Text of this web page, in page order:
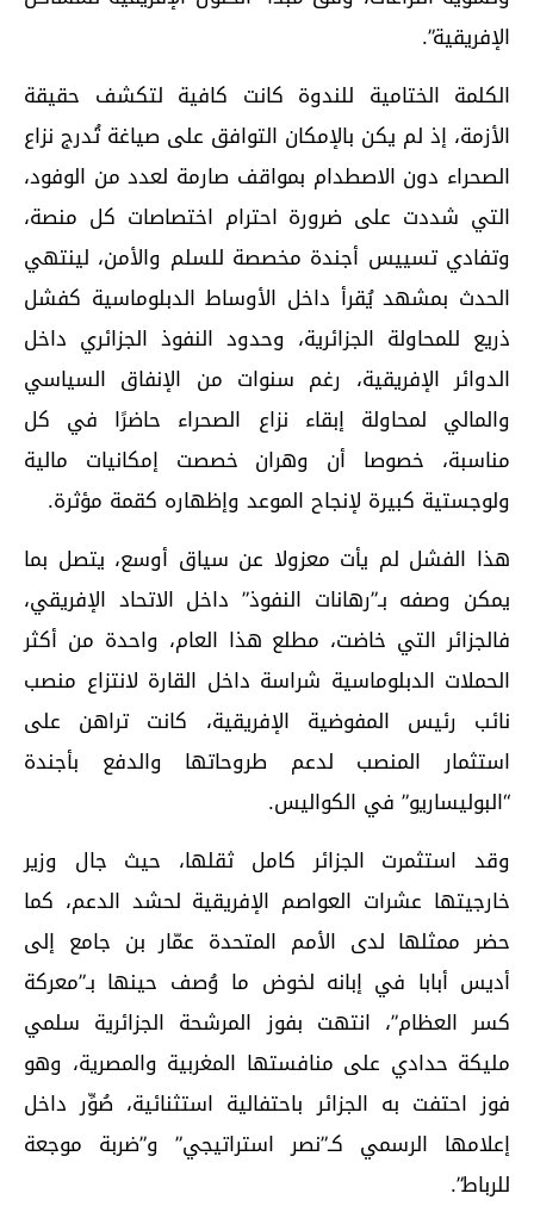
الإفريقية”.
الكلمة الختامية للندوة كانت كافية لتكشف حقيقة
الأزمة، إذ لم يكن بالإمكان التوافق على صياغة تُدرج نزاع
الصحراء دون الاصطدام بمواقف صارمة لعدد من الوفود،
التي شددت على ضرورة احترام اختصاصات كل منصة،
وتفادي تسييس أجندة مخصصة للسلم والأمن، لينتهي
الحدث بمشهد يُقرأ داخل الأوساط الدبلوماسية كفشل
ذريع للمحاولة الجزائرية، وحدود النفوذ الجزائري داخل
الدوائر الإفريقية، رغم سنوات من الإنفاق السياسي
والمالي لمحاولة إبقاء نزاع الصحراء حاضرًا في كل
مناسبة، خصوصا أن وهران خصصت إمكانيات مالية
ولوجستية كبيرة لإنجاح الموعد وإظهاره كقمة مؤثرة.
هذا الفشل لم يأت معزولا عن سياق أوسع، يتصل بما
يمكن وصفه بـ”رهانات النفوذ” داخل الاتحاد الإفريقي،
فالجزائر التي خاضت، مطلع هذا العام، واحدة من أكثر
الحملات الدبلوماسية شراسة داخل القارة لانتزاع منصب
نائب رئيس المفوضية الإفريقية، كانت تراهن على
استثمار المنصب لدعم طروحاتها والدفع بأجندة
“البوليساريو” في الكواليس.
وقد استثمرت الجزائر كامل ثقلها، حيث جال وزير
خارجيتها عشرات العواصم الإفريقية لحشد الدعم، كما
حضر ممثلها لدى الأمم المتحدة عمّار بن جامع إلى
أديس أبابا في إبانه لخوض ما وُصف حينها بـ”معركة
كسر العظام”، انتهت بفوز المرشحة الجزائرية سلمي
مليكة حدادي على منافستها المغربية والمصرية، وهو
فوز احتفت به الجزائر باحتفالية استثنائية، صُوِّر داخل
إعلامها الرسمي كـ”نصر استراتيجي” و”ضربة موجعة
للرباط”.